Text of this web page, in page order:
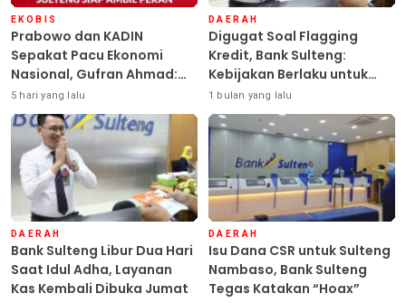
EKOBIS
Prabowo dan KADIN
Sepakat Pacu Ekonomi
Nasional, Gufran Ahmad:
Sulteng Siap Ambil Peran
5 hari yang lalu
DAERAH
Digugat Soal Flagging
Kredit, Bank Sulteng:
Kebijakan Berlaku untuk
Seluruh Debitur ASN
1 bulan yang lalu
DAERAH
Bank Sulteng Libur Dua Hari
Saat Idul Adha, Layanan
Kas Kembali Dibuka Jumat
DAERAH
Isu Dana CSR untuk Sulteng
Nambaso, Bank Sulteng
Tegas Katakan “Hoax”